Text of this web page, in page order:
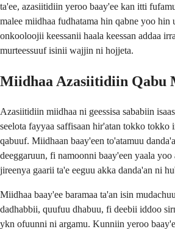
ta'ee, azasiitidiin yeroo baay'ee kan itti
malee miidhaa fudhatama hin qabne yoo hin
onkooloojii keessanii haala keessan addaa
murteessuuf isinii wajjin ni hojjeta.
Miidhaa Azasiitidiin Qabu
Azasiitidiin miidhaa ni geessisa sababiin
seelota fayyaa saffisaan hir'atan tokko tokko
qabuuf. Miidhaan baay'een to'atamuu
deeggaruun, fi namoonni baay'een yaala
jireenya gaarii ta'e eeguu akka danda'an ni
Miidhaa baay'ee baramaa ta'an isin
dadhabbii, quufuu dhabuu, fi deebii iddoo
ykn ofuunni ni argamu. Kunniin yeroo